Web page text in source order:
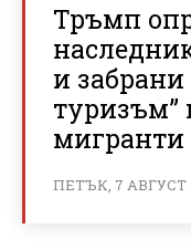
Тръмп
и
туризъм”
ПЕТЪК, 7 АВГУСТ